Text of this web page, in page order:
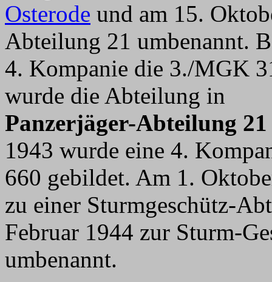
Osterode und am 15.
Abteilung 21 umbenannt.
4. Kompanie die 3./MGK
wurde die Abteilung in
Panzerjäger-Abteilung 21
1943 wurde eine 4.
660 gebildet. Am 1.
zu einer Sturmgeschütz-
Februar 1944 zur Sturm-
umbenannt.